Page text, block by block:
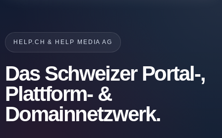
HELP.CH & HELP MEDIA AG
Das Schweizer Portal-,
Plattform- &
Domainnetzwerk.